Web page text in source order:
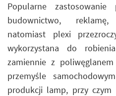
Popularne
budownictwo,
natomiast plexi
wykorzystana do
zamiennie z
przemyśle
produkcji lamp, przy